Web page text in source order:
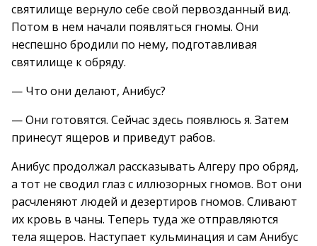
святилище вернуло себе свой первозданный вид.
Потом в нем начали появляться гномы. Они
неспешно бродили по нему, подготавливая
святилище к обряду.
— Что они делают, Анибус?
— Они готовятся. Сейчас здесь появлюсь я. Затем
принесут ящеров и приведут рабов.
Анибус продолжал рассказывать Алгеру про обряд,
а тот не сводил глаз с иллюзорных гномов. Вот они
расчленяют людей и дезертиров гномов. Сливают
их кровь в чаны. Теперь туда же отправляются
тела ящеров. Наступает кульминация и сам Анибус